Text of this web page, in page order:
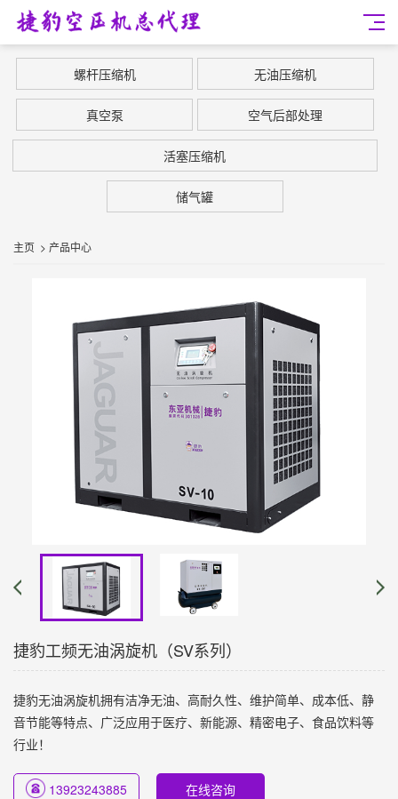
螺杆压缩机 无油压缩机
真空泵 空气后部处理
活塞压缩机
储气罐
主页 > 产品中心
捷豹工频无油涡旋机（SV系列）
捷豹无油涡旋机拥有洁净无油、高耐久性、维护简单、成本低、静
音节能等特点、广泛应用于医疗、新能源、精密电子、食品饮料等
行业！
13923243885 在线咨询